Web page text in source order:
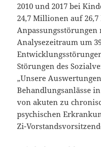
2010 und 2017 bei
24,7 Millionen auf
Analysezeitraum um
Störungen des
„Unsere
Behandlungsanlässe
von akuten zu
psychischen
Zi-